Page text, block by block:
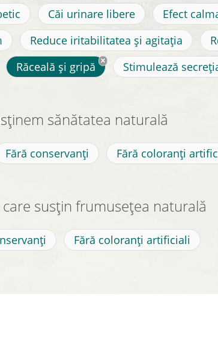
Căi urinare libere Efect
Reduce iritabilitatea și agitația
Răceală și gripă Stimulează
sănătatea naturală
Fără conservanți Fără coloranți
susțin frumusețea naturală
Fără coloranți artificiali